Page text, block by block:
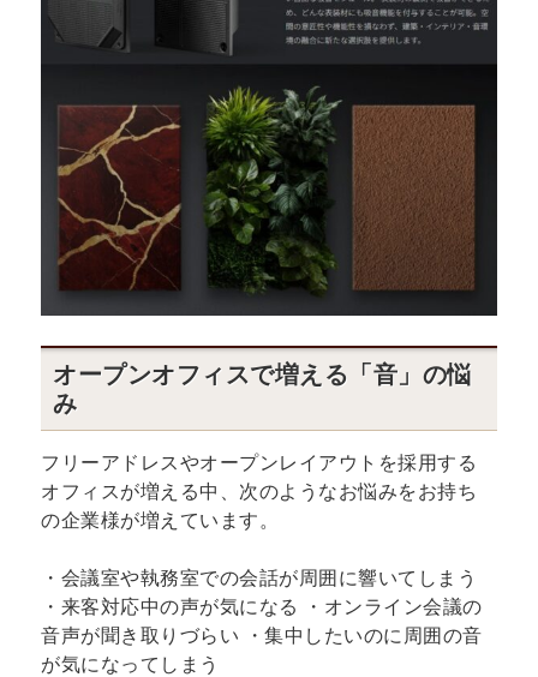
オープンオフィスで増える「音」の悩
み
フリーアドレスやオープンレイアウトを採用する
オフィスが増える中、次のようなお悩みをお持ち
の企業様が増えています。
・会議室や執務室での会話が周囲に響いてしまう
・来客対応中の声が気になる ・オンライン会議の
音声が聞き取りづらい ・集中したいのに周囲の音
が気になってしまう